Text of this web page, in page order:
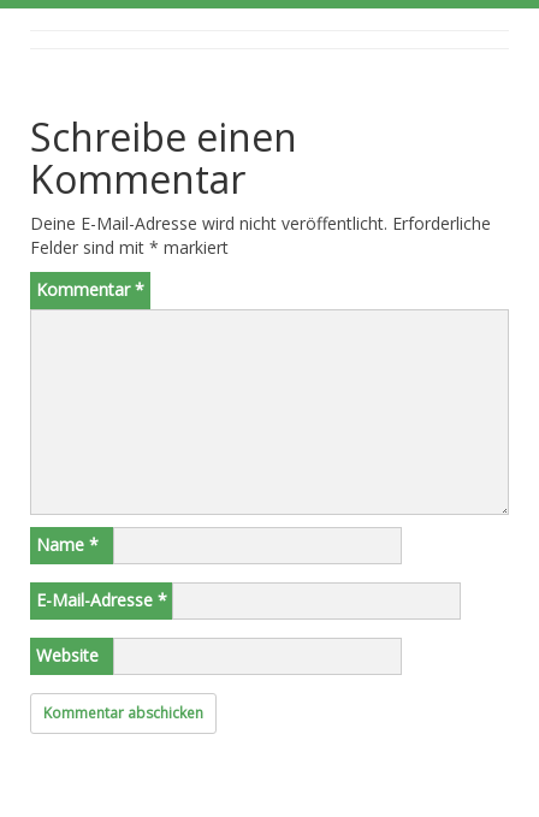
Schreibe einen
Kommentar
Deine E-Mail-Adresse wird nicht veröffentlicht. Erforderliche
Felder sind mit * markiert
Kommentar*
Name *
E-Mail-Adresse *
Website